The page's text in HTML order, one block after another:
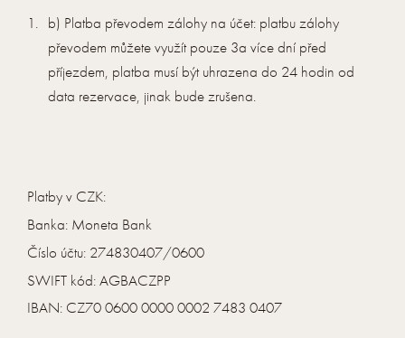
b) Platba převodem zálohy na účet: platbu zálohy
převodem můžete využít pouze 3a více dní před
příjezdem, platba musí být uhrazena do 24 hodin od
data rezervace, jinak bude zrušena.
Platby v CZK:
Banka: Moneta Bank
Číslo účtu: 274830407/0600
SWIFT kód: AGBACZPP
IBAN: CZ70 0600 0000 0002 7483 0407